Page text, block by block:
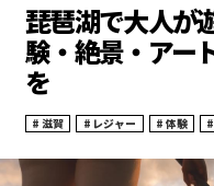
琵琶湖で大人が
験・絶景・アー
を
滋賀 レジャー 体験